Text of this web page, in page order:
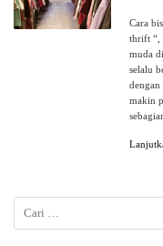
Cara
thrift “,
muda
selalu
dengan
makin